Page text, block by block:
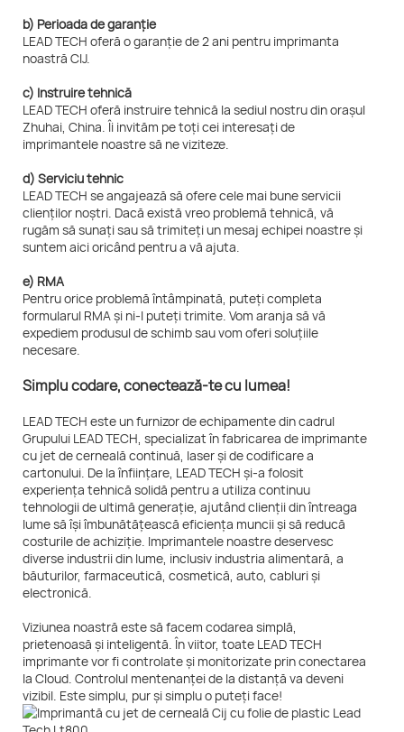
b) Perioada de garanție
LEAD TECH oferă o garanție de 2 ani pentru imprimanta
noastră CIJ.
c) Instruire tehnică
LEAD TECH oferă instruire tehnică la sediul nostru din orașul
Zhuhai, China. Îi invităm pe toți cei interesați de
imprimantele noastre să ne viziteze.
d) Serviciu tehnic
LEAD TECH se angajează să ofere cele mai bune servicii
clienților noștri. Dacă există vreo problemă tehnică, vă
rugăm să sunați sau să trimiteți un mesaj echipei noastre și
suntem aici oricând pentru a vă ajuta.
e) RMA
Pentru orice problemă întâmpinată, puteți completa
formularul RMA și ni-l puteți trimite. Vom aranja să vă
expediem produsul de schimb sau vom oferi soluțiile
necesare.
Simplu codare, conectează-te cu lumea!
LEAD TECH este un furnizor de echipamente din cadrul
Grupului LEAD TECH, specializat în fabricarea de imprimante
cu jet de cerneală continuă, laser și de codificare a
cartonului. De la înființare, LEAD TECH și-a folosit
experiența tehnică solidă pentru a utiliza continuu
tehnologii de ultimă generație, ajutând clienții din întreaga
lume să își îmbunătățească eficiența muncii și să reducă
costurile de achiziție. Imprimantele noastre deservesc
diverse industrii din lume, inclusiv industria alimentară, a
băuturilor, farmaceutică, cosmetică, auto, cabluri și
electronică.
Viziunea noastră este să facem codarea simplă,
prietenoasă și inteligentă. În viitor, toate LEAD TECH
imprimante vor fi controlate și monitorizate prin conectarea
la Cloud. Controlul mentenanței de la distanță va deveni
vizibil. Este simplu, pur și simplu o puteți face!